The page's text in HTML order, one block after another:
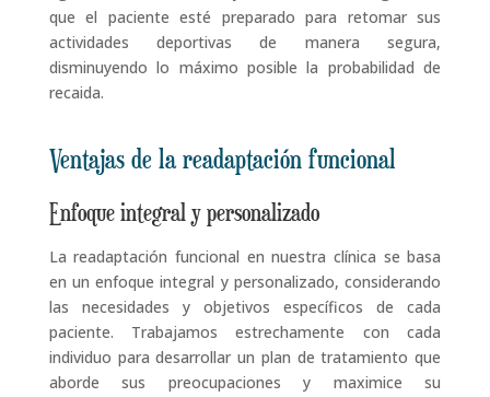
que el paciente esté preparado para retomar sus
actividades deportivas de manera segura,
disminuyendo lo máximo posible la probabilidad de
recaida.
Ventajas de la readaptación funcional
Enfoque integral y personalizado
La readaptación funcional en nuestra clínica se basa
en un enfoque integral y personalizado, considerando
las necesidades y objetivos específicos de cada
paciente. Trabajamos estrechamente con cada
individuo para desarrollar un plan de tratamiento que
aborde sus preocupaciones y maximice su